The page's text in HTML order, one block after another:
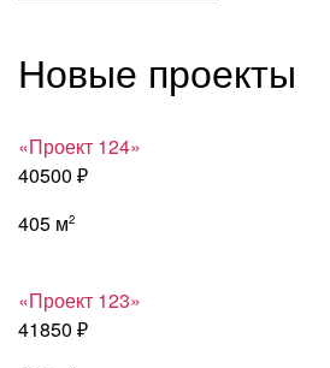
Новые проекты
«Проект 124»
40500 ₽
405 м2
«Проект 123»
41850 ₽